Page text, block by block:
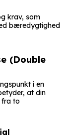
krav, som
bæredygtighed
(Double
i en
at din
fra to